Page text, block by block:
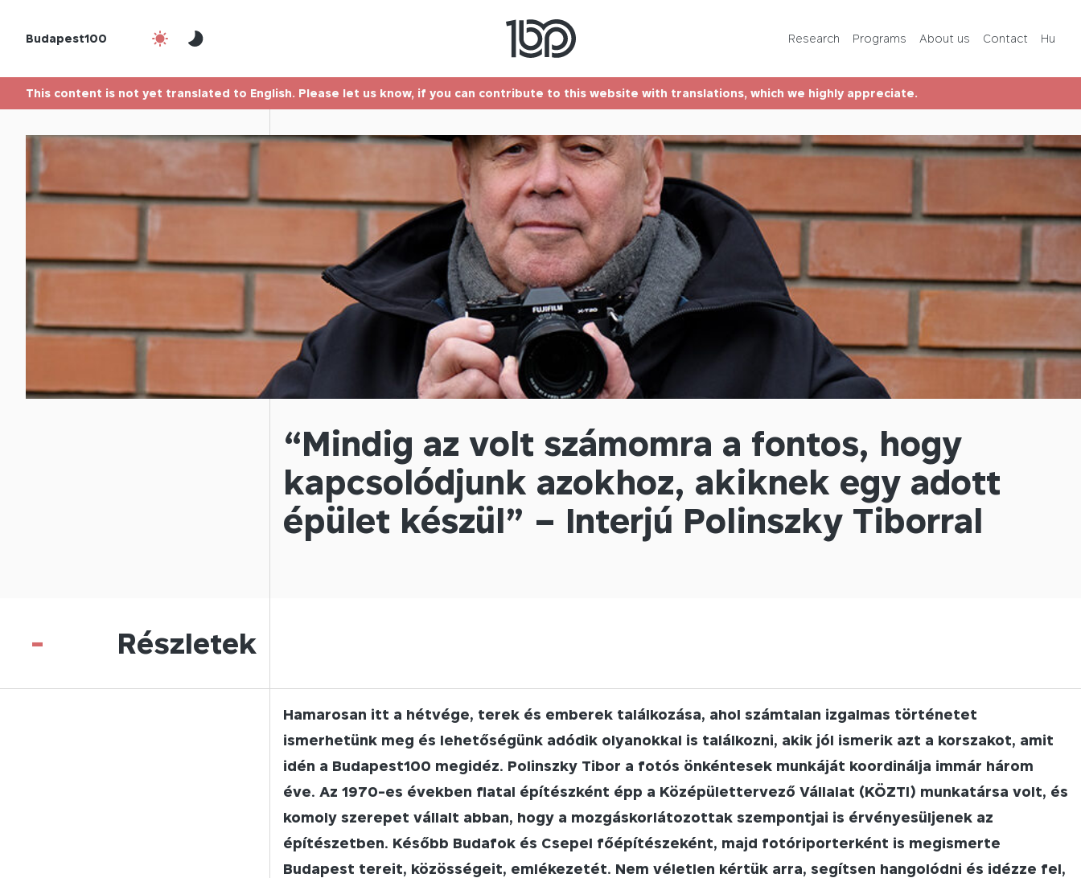
Budapest100 Research Programs About us Contact Hu
Contact
Hu
This content is not yet translated to English. Please let us know, if you can contribute to this website with translations, which we highly appreciate.
“Mindig az volt számomra a fontos, hogy
kapcsolódjunk azokhoz, akiknek egy adott
épület készül” – Interjú Polinszky Tiborral
Részletek
-
Hamarosan itt a hétvége, terek és emberek találkozása, ahol számtalan izgalmas történetet
ismerhetünk meg és lehetőségünk adódik olyanokkal is találkozni, akik jól ismerik azt a korszakot, amit
idén a Budapest100 megidéz. Polinszky Tibor a fotós önkéntesek munkáját koordinálja immár három
éve. Az 1970-es években fiatal építészként épp a Középülettervező Vállalat (KÖZTI) munkatársa volt, és
komoly szerepet vállalt abban, hogy a mozgáskorlátozottak szempontjai is érvényesüljenek az
építészetben. Később Budafok és Csepel főépítészeként, majd fotóriporterként is megismerte
Budapest tereit, közösségeit, emlékezetét. Nem véletlen kértük arra, segítsen hangolódni és idézze fel,